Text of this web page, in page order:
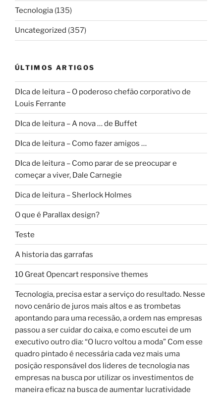
Tecnologia (135)
Uncategorized (357)
ÚLTIMOS ARTIGOS
DIca de leitura – O poderoso chefão corporativo de
Louis Ferrante
DIca de leitura – A nova … de Buffet
DIca de leitura – Como fazer amigos …
DIca de leitura – Como parar de se preocupar e
começar a viver, Dale Carnegie
Dica de leitura – Sherlock Holmes
O que é Parallax design?
Teste
A historia das garrafas
10 Great Opencart responsive themes
Tecnologia, precisa estar a serviço do resultado. Nesse
novo cenário de juros mais altos e as trombetas
apontando para uma recessão, a ordem nas empresas
passou a ser cuidar do caixa, e como escutei de um
executivo outro dia: “O lucro voltou a moda” Com esse
quadro pintado é necessária cada vez mais uma
posição responsável dos lideres de tecnologia nas
empresas na busca por utilizar os investimentos de
maneira eficaz na busca de aumentar lucratividade